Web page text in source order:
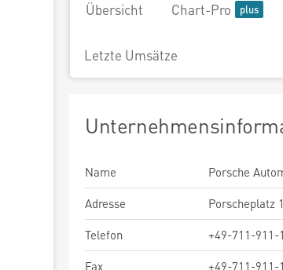
Übersicht Chart-Pro
Letzte Umsätze
Name
Porsche
Adresse
Porscheplatz
Telefon
+49-711-911-
Fax
+49-711-911-